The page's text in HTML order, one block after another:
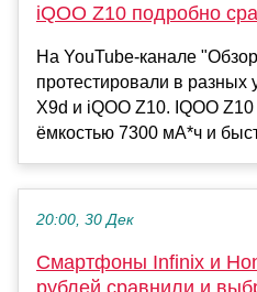
iQOO Z10 подробно
На YouTube-канале
протестировали в
X9d и iQOO Z10. IQOO
ёмкостью 7300 мА*ч и
20:00, 30 Дек
Смартфоны Infinix и
рублей сравнили и